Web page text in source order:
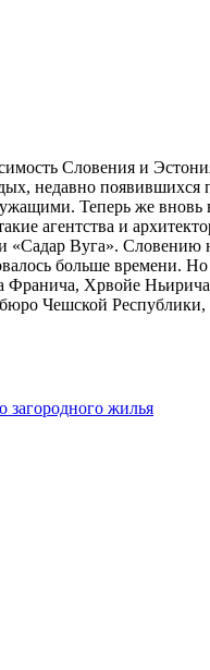
Словения и
недавно
Теперь же
агентства и
Вуга». Словению
больше времени.
Франича, Хрвойе
бюро Чешской
загородного жилья